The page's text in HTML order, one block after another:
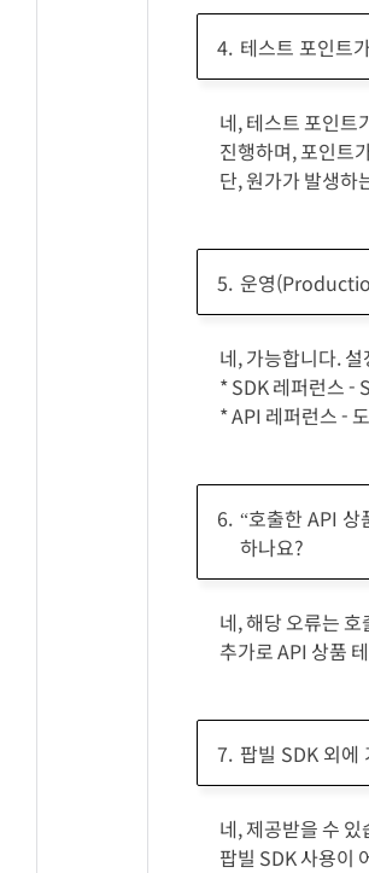
테스트 포인트
네, 테스트 포인트
진행하며, 포인트
단, 원가가 발생하
운영
네, 가능합니다.
* SDK 레퍼런스 -
* API 레퍼런스 -
“호출한 API 상
하나요?
네, 해당 오류는
추가로 API 상품
팝빌 SDK 외에
네, 제공받을 수
팝빌 SDK 사용이